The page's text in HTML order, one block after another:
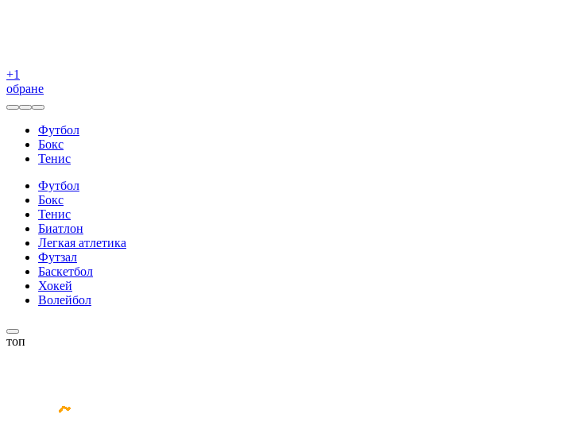
+1
обране
Футбол
Бокс
Тенис
Футбол
Бокс
Тенис
Биатлон
Легкая атлетика
Футзал
Баскетбол
Хокей
Волейбол
топ